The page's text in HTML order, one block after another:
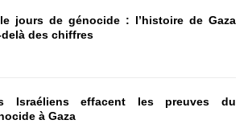
jours de génocide : l’histoire de Gaza
des chiffres
Israéliens effacent les preuves du
à Gaza